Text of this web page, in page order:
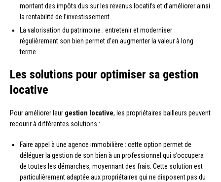
montant des impôts dus sur les revenus locatifs et d’améliorer ainsi
la rentabilité de l’investissement.
La valorisation du patrimoine : entretenir et moderniser
régulièrement son bien permet d’en augmenter la valeur à long
terme.
Les solutions pour optimiser sa gestion
locative
Pour améliorer leur gestion locative, les propriétaires bailleurs peuvent
recourir à différentes solutions :
Faire appel à une agence immobilière : cette option permet de
déléguer la gestion de son bien à un professionnel qui s’occupera
de toutes les démarches, moyennant des frais. Cette solution est
particulièrement adaptée aux propriétaires qui ne disposent pas du